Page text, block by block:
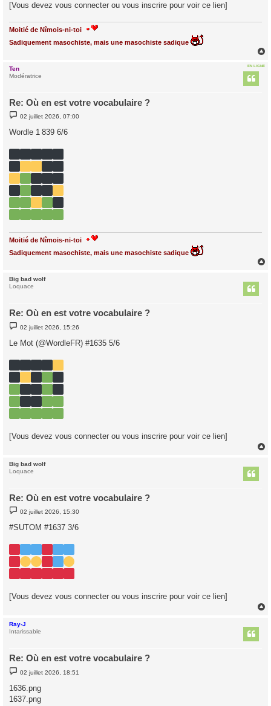
[Vous devez vous connecter ou vous inscrire pour voir ce lien]
Moitié de Nîmois-ni-toi
Sadiquement masochiste, mais une masochiste sadique
EN LIGNE
Ten
Modératrice
Re: Où en est votre vocabulaire ?
M
s
g
e
02 juillet 2026, 07:00
Wordle 1 839 6/6
Moitié de Nîmois-ni-toi
Sadiquement masochiste, mais une masochiste sadique
Big bad wolf
Loquace
Re: Où en est votre vocabulaire ?
M
e
s
s
g
02 juillet 2026, 15:26
Le Mot (@WordleFR) #1635 5/6
[Vous devez vous connecter ou vous inscrire pour voir ce lien]
Big bad wolf
Loquace
Re: Où en est votre vocabulaire ?
M
e
s
s
g
02 juillet 2026, 15:30
#SUTOM #1637 3/6
[Vous devez vous connecter ou vous inscrire pour voir ce lien]
Ray-J
Intarissable
Re: Où en est votre vocabulaire ?
M
e
s
s
a
02 juillet 2026, 18:51
1636.png
1637.png